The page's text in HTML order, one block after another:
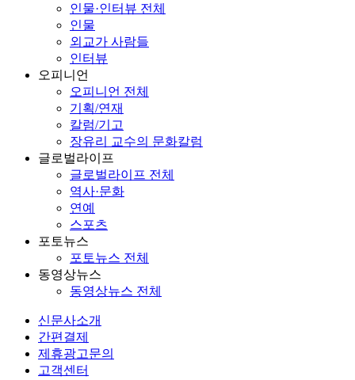
인물·인터뷰 전체
인물
외교가 사람들
인터뷰
오피니언
오피니언 전체
기획/연재
칼럼/기고
장유리 교수의 문화칼럼
글로벌라이프
글로벌라이프 전체
역사·문화
연예
스포츠
포토뉴스
포토뉴스 전체
동영상뉴스
동영상뉴스 전체
신문사소개
간편결제
제휴광고문의
고객센터